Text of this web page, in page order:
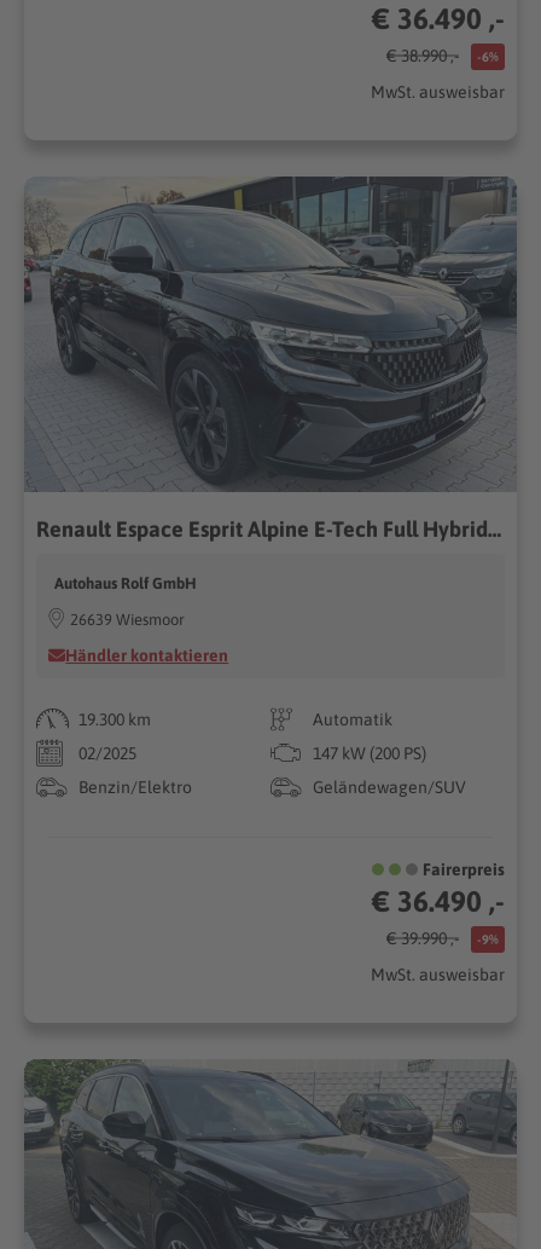
€ 36.490 ,-
€ 38.990 ,- -6%
MwSt. ausweisbar
Renault Espace Esprit Alpine E-Tech Full Hybrid 200 | 7S
Autohaus Rolf GmbH
26639 Wiesmoor
Händler kontaktieren
19.300 km
Automatik
02/2025
147 kW (200 PS)
Benzin/Elektro
Geländewagen/SUV
Fairerpreis
€ 36.490 ,-
€ 39.990 ,- -9%
MwSt. ausweisbar